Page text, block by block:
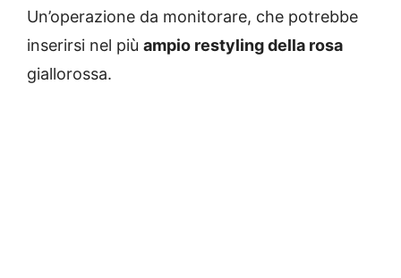
Un’operazione da monitorare, che potrebbe
inserirsi nel più ampio restyling della rosa
giallorossa.